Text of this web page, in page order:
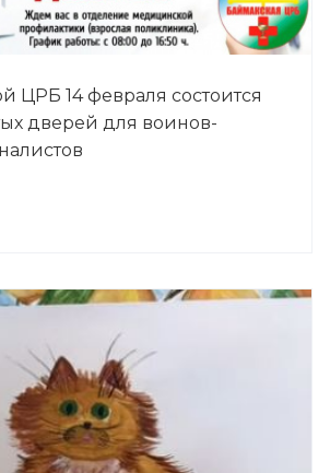
ЦРБ 14 февраля состоится
дверей для воинов-